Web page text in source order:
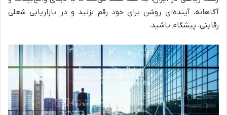
آگاهانه، آینده‌ای روشن برای خود رقم بزنید و در بازاریابی شغلی
رقابتی، پیشگام باشید.